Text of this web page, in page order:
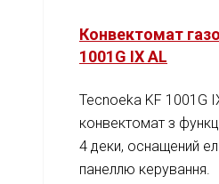
Конвектомат
1001G IX AL
Tecnoeka KF 1001G
конвектомат з
4 деки, оснащений
панеллю керування.